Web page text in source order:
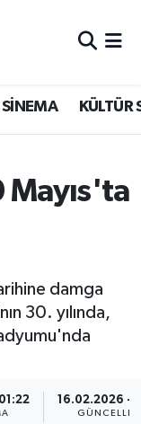
SİNEMA KÜLTÜR
damga
30. yılında,
16.02.2026 -